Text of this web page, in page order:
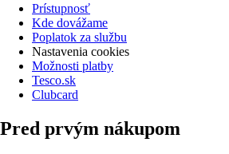
Prístupnosť
Kde dovážame
Poplatok za službu
Nastavenia cookies
Možnosti platby
Tesco.sk
Clubcard
Pred prvým nákupom